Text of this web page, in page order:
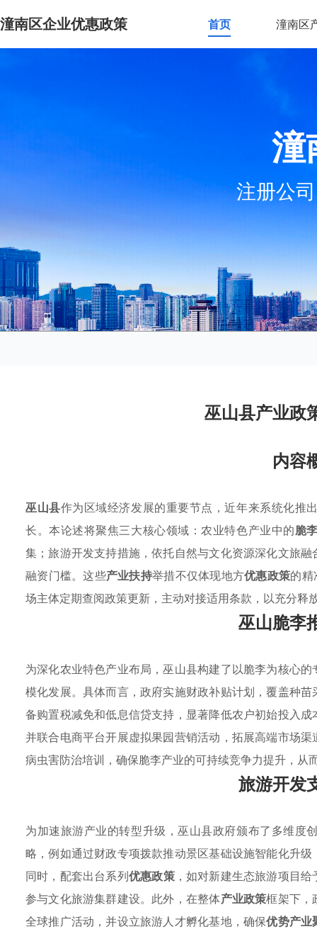
潼南区企业优惠政策 首页 潼南区
潼
注册公
巫山县产业政
内容
巫山县作为区域经济发展的重要节点，近年来系统化推
长。本论述将聚焦三大核心领域：农业特色产业中的脆
集；旅游开发支持措施，依托自然与文化资源深化文旅
融资门槛。这些产业扶持举措不仅体现地方优惠政策的精
场主体定期查阅政策更新，主动对接适用条款，以充分释
巫山脆李
为深化农业特色产业布局，巫山县构建了以脆李为核心的
模化发展。具体而言，政府实施财政补贴计划，覆盖种
备购置税减免和低息信贷支持，显著降低农户初始投入
并联合电商平台开展虚拟果园营销活动，拓展高端市场
病虫害防治培训，确保脆李产业的可持续竞争力提升，从
旅游开发
为加速旅游产业的转型升级，巫山县政府颁布了多维度
略，例如通过财政专项拨款推动景区基础设施智能化升
同时，配套出台系列优惠政策，如对新建生态旅游项目
参与文化旅游集群建设。此外，在整体产业政策框架下，
全球推广活动，并设立旅游人才孵化基地，确保优势产业